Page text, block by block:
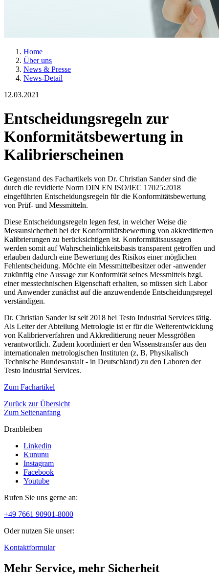
Home
Über uns
News & Presse
News-Detail
12.03.2021
Entscheidungsregeln zur
Konformitätsbewertung in
Kalibrierscheinen
Gegenstand des Fachartikels von Dr. Christian Sander sind die
durch die revidierte Norm DIN EN ISO/IEC 17025:2018
eingeführten Entscheidungsregeln für die Konformitätsbewertung
von Prüf- und Messmitteln.
Diese Entscheidungsregeln legen fest, in welcher Weise die
Messunsicherheit bei der Konformitätsbewertung von akkreditierten
Kalibrierungen zu berücksichtigen ist. Konformitätsaussagen
werden somit auf Wahrscheinlichkeitsbasis transparent getroffen und
erlauben dadurch eine Bewertung des Risikos einer möglichen
Fehlentscheidung. Möchte ein Messmittelbesitzer oder -anwender
zukünftig eine Aussage zur Konformität seines Messmittels bzgl.
einer messtechnischen Eigenschaft erhalten, so müssen sich Labor
und Anwender zunächst auf die anzuwendende Entscheidungsregel
verständigen.
Dr. Christian Sander ist seit 2018 bei Testo Industrial Services tätig.
Als Leiter der Abteilung Metrologie ist er für die Weiterentwicklung
von Kalibrierverfahren und Akkreditierung neuer Messgrößen
verantwortlich. Zudem koordiniert er den Wissenstransfer aus den
internationalen metrologischen Instituten (z, B, Physikalisch
Technische Bundesanstalt - in Deutschland) zu den Laboren der
Testo Industrial Services.
Zum Fachartikel
Zurück zur Übersicht
Zum Seitenanfang
Dranbleiben
Linkedin
Kununu
Instagram
Facebook
Youtube
Rufen Sie uns gerne an:
+49 7661 90901-8000
Oder nutzen Sie unser:
Kontaktformular
Mehr Service, mehr Sicherheit